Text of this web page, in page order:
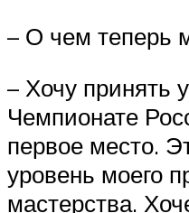
– О чем теперь
– Хочу принять
Чемпионате
первое место.
уровень моего
мастерства.